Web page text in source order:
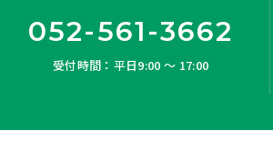
052-561-3662
受付時間：平日9:00 ～ 17:00